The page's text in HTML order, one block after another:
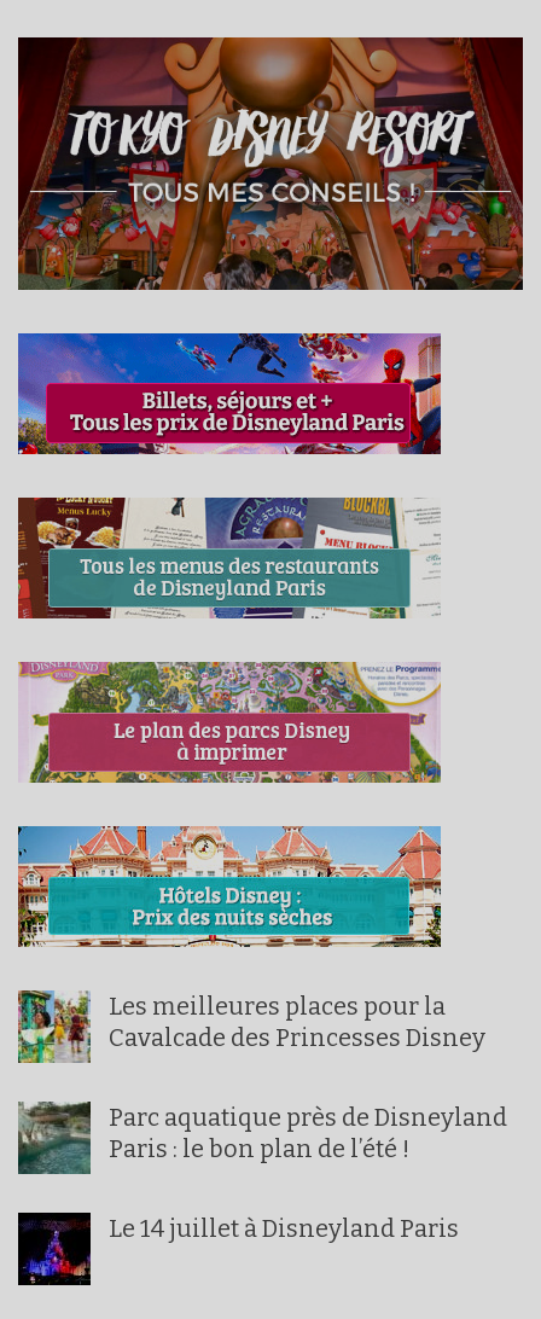
Les meilleures places pour la
Cavalcade des Princesses Disney
Parc aquatique près de Disneyland
Paris : le bon plan de l’été !
Le 14 juillet à Disneyland Paris